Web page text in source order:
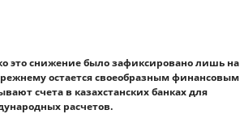
это снижение было зафиксировано лишь на
остается своеобразным финансовым
счета в казахстанских банках для
расчетов.